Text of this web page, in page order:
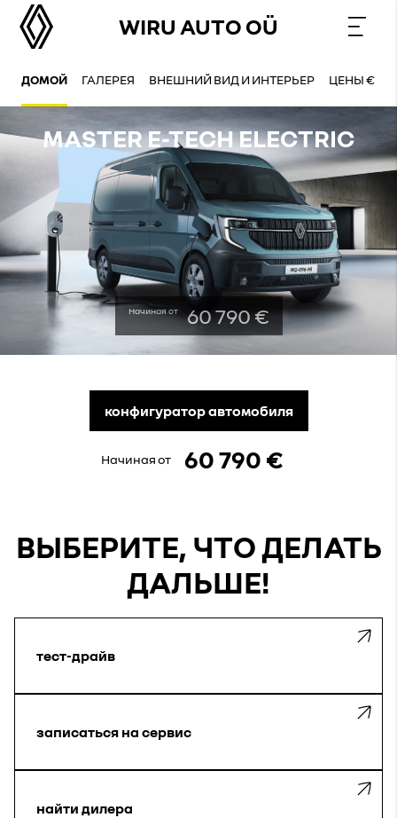
WIRU AUTO OÜ
ДОМОЙ ГАЛЕРЕЯ ВНЕШНИЙ ВИД И ИНТЕРЬЕР ЦЕНЫ €
MASTER E-TECH ELECTRIC
Начиная от 60 790 €
конфигуратор автомобиля
Начиная от 60 790 €
ВЫБЕРИТЕ, ЧТО ДЕЛАТЬ
ДАЛЬШЕ!
тест-драйв
записаться на сервис
найти дилера